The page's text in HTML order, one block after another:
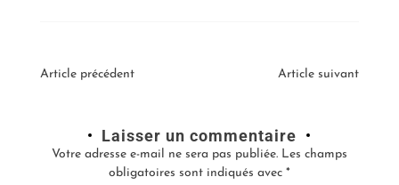
Article précédent Article suivant
Laisser un commentaire
Votre adresse e-mail ne sera pas publiée. Les champs
obligatoires sont indiqués avec *